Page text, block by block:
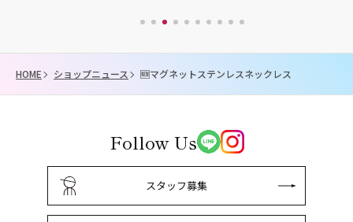
HOME ショップニュース 🆕マグネットステンレスネックレス
Follow Us
スタッフ募集